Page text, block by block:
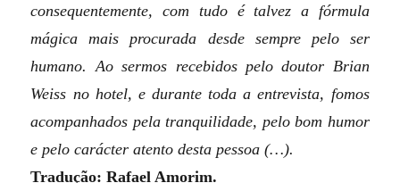
consequentemente, com tudo é talvez a fórmula
mágica mais procurada desde sempre pelo ser
humano. Ao sermos recebidos pelo doutor Brian
Weiss no hotel, e durante toda a entrevista, fomos
acompanhados pela tranquilidade, pelo bom humor
e pelo carácter atento desta pessoa (…).
Tradução: Rafael Amorim.